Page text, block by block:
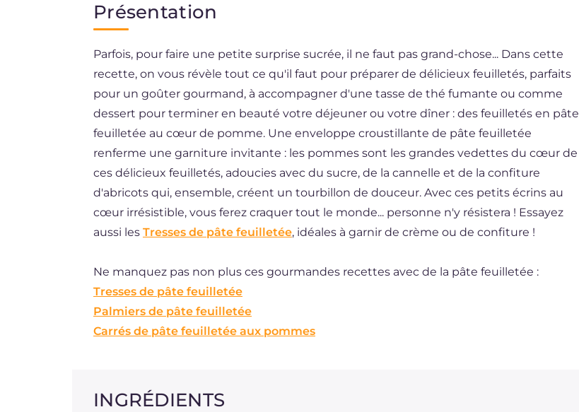
DE
BR
Présentation
Parfois, pour faire une petite surprise sucrée, il ne faut pas grand-chose... Dans cette
recette, on vous révèle tout ce qu'il faut pour préparer de délicieux feuilletés, parfaits
pour un goûter gourmand, à accompagner d'une tasse de thé fumante ou comme
dessert pour terminer en beauté votre déjeuner ou votre dîner : des feuilletés en pâte
feuilletée au cœur de pomme. Une enveloppe croustillante de pâte feuilletée
renferme une garniture invitante : les pommes sont les grandes vedettes du cœur de
ces délicieux feuilletés, adoucies avec du sucre, de la cannelle et de la confiture
d'abricots qui, ensemble, créent un tourbillon de douceur. Avec ces petits écrins au
cœur irrésistible, vous ferez craquer tout le monde... personne n'y résistera ! Essayez
aussi les Tresses de pâte feuilletée, idéales à garnir de crème ou de confiture !
Ne manquez pas non plus ces gourmandes recettes avec de la pâte feuilletée :
Tresses de pâte feuilletée
Palmiers de pâte feuilletée
Carrés de pâte feuilletée aux pommes
INGRÉDIENTS